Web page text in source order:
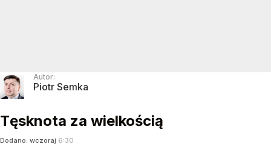
Autor:
Piotr Semka
Tęsknota za wielkością
Dodano: wczoraj 6:30